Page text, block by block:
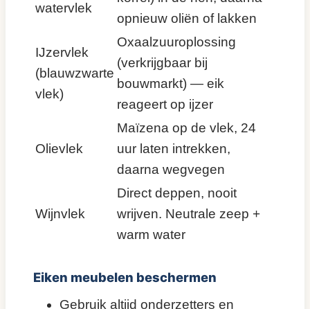
watervlek
opnieuw oliën of lakken
IJzervlek
(blauwzwarte
vlek)
Oxaalzuuroplossing
(verkrijgbaar bij
bouwmarkt) — eik
reageert op ijzer
Olievlek
Maïzena op de vlek, 24
uur laten intrekken,
daarna wegvegen
Wijnvlek
Direct deppen, nooit
wrijven. Neutrale zeep +
warm water
Eiken meubelen beschermen
Gebruik altijd onderzetters en